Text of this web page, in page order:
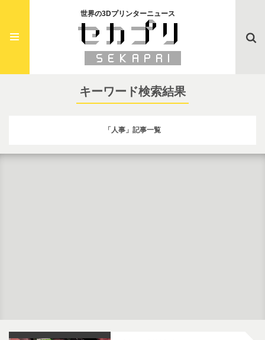
世界の3Dプリンターニュース
キーワード検索結果
「人事」記事一覧